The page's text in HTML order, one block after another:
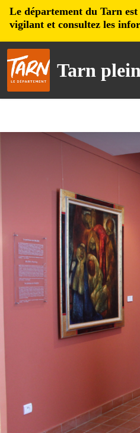
Le département du Tarn
vigilant et consultez les
Tarn